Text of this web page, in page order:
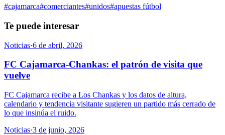
#cajamarca#comerciantes#unidos#apuestas fútbol
Te puede interesar
Noticias·6 de abril, 2026
FC Cajamarca-Chankas: el patrón de visita que
vuelve
FC Cajamarca recibe a Los Chankas y los datos de altura,
calendario y tendencia visitante sugieren un partido más cerrado de
lo que insinúa el ruido.
Noticias·3 de junio, 2026